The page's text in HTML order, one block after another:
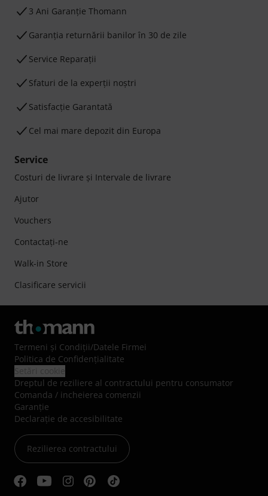
3 Ani Garanție Thomann
Garanţia returnării banilor în 30 de zile
Service Reparații
Sfaturi de la experții noștri
Satisfacție Garantată
Cel mai mare depozit din Europa
Service
Costuri de livrare şi Intervale de livrare
Ajutor
Vouchers
Contactaţi-ne
Walk-in Store
Clasificare servicii
Termeni şi Condiţii/Datele Firmei
Politica de Confidenţialitate
Dreptul de reziliere al contractului pentru consumator
Comanda / incheierea comenzii
Garanție
Declarație de accesibilitate
Rezilierea contractului